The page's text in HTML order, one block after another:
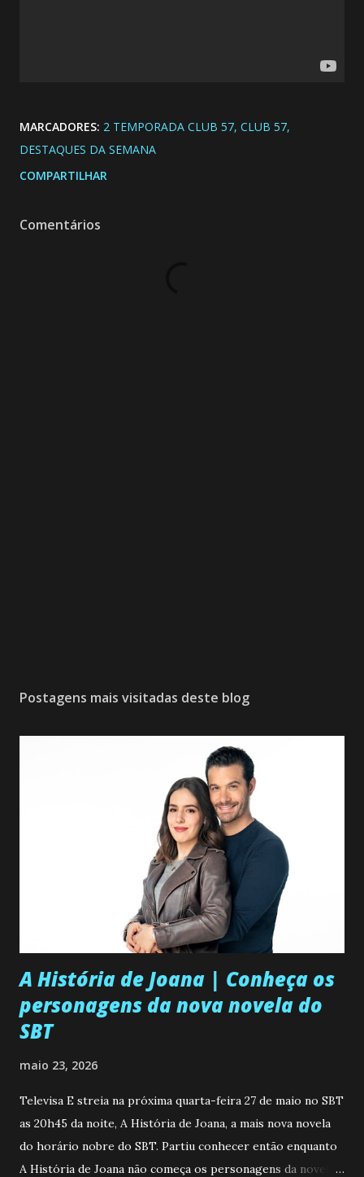
MARCADORES: 2 TEMPORADA CLUB 57 CLUB 57
DESTAQUES DA SEMANA
COMPARTILHAR
Comentários
Postagens mais visitadas deste blog
A História de Joana | Conheça os
personagens da nova novela do
SBT
maio 23, 2026
Televisa E streia na próxima quarta-feira 27 de maio no SBT
as 20h45 da noite, A História de Joana, a mais nova novela
do horário nobre do SBT. Partiu conhecer então enquanto
A História de Joana não começa os personagens da novela?